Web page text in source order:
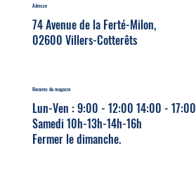
Adresse
74 Avenue de la Ferté-Milon,
02600 Villers-Cotterêts
Horaires du magasin
Lun-Ven : 9:00 - 12:00 14:00 - 17:00
Samedi 10h-13h-14h-16h
Fermer le dimanche.